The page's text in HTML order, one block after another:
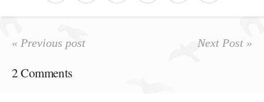
« Previous post Next Post »
2 Comments